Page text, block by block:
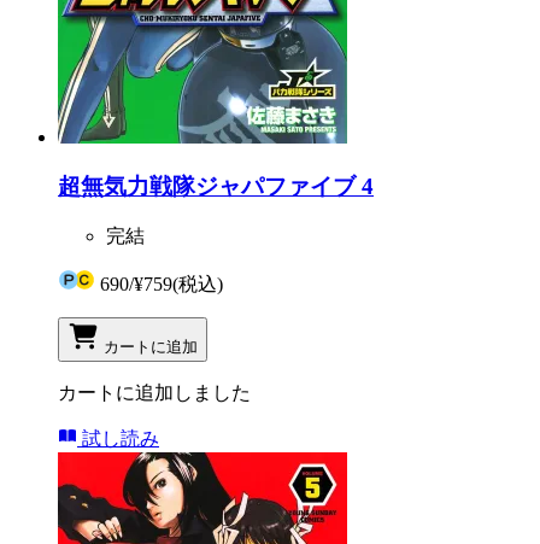
超無気力戦隊ジャパファイブ 4
完結
690/¥759(税込)
カートに追加
カートに追加しました
試し読み